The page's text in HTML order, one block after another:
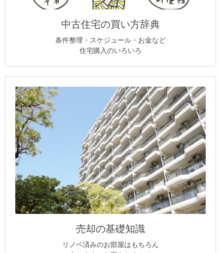
中古住宅の買い方辞典
条件整理・スケジュール・お金など
住宅購入のいろいろ
売却の基礎知識
リノベ済みのお部屋はもちろん